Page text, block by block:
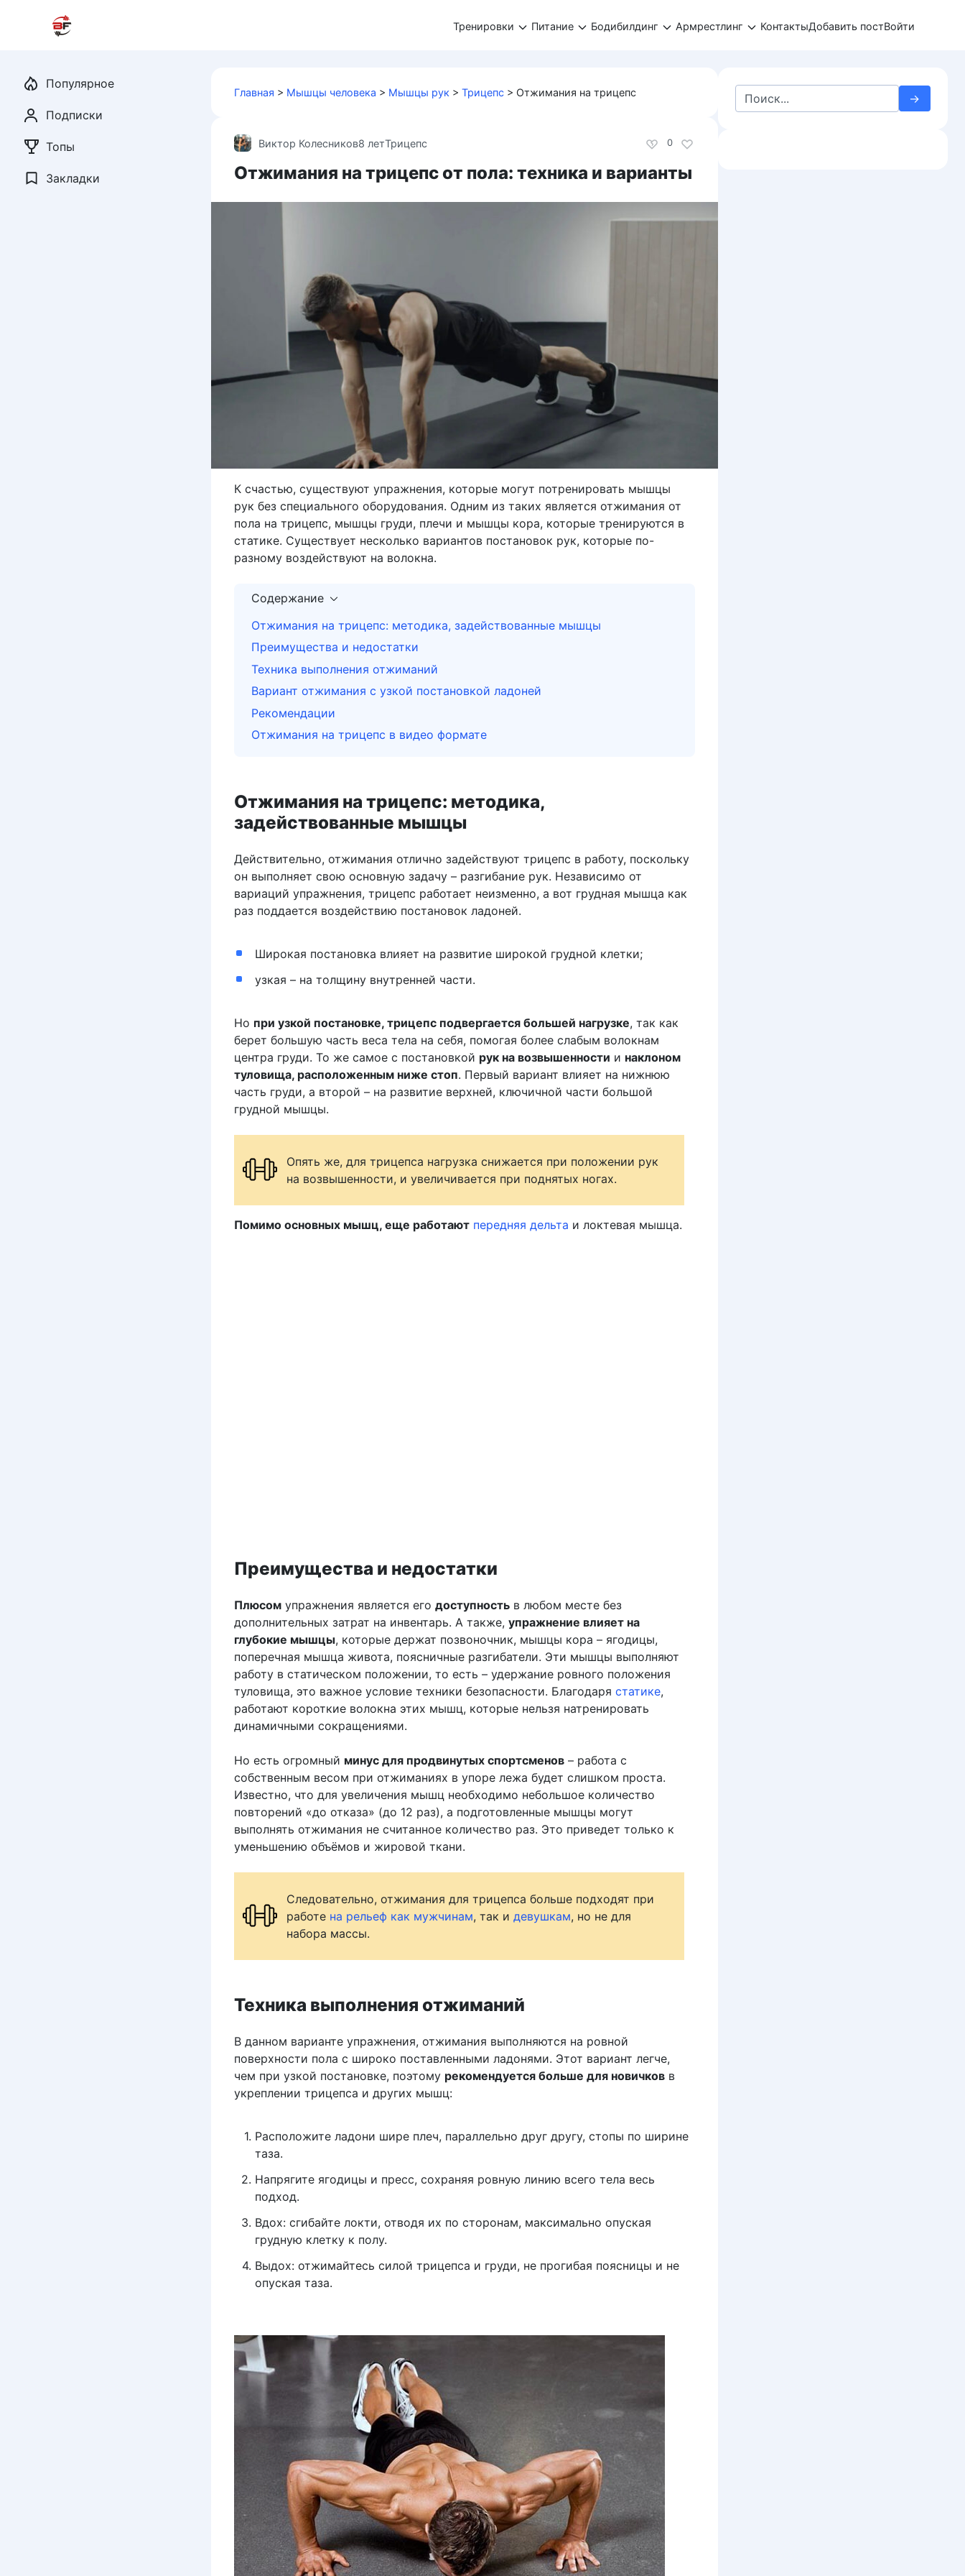
Тренировки Питание Бодибилдинг Армрестлинг КонтактыДобавить постВойти
Главная > Мышцы человека > Мышцы рук > Трицепс > Отжимания на трицепс
0
Виктор Колесников8 летТрицепс
Отжимания на трицепс от пола: техника и варианты
К счастью, существуют упражнения, которые могут потренировать мышцы
рук без специального оборудования. Одним из таких является отжимания от
пола на трицепс, мышцы груди, плечи и мышцы кора, которые тренируются в
статике. Существует несколько вариантов постановок рук, которые по-
разному воздействуют на волокна.
Содержание
Отжимания на трицепс: методика, задействованные мышцы
Преимущества и недостатки
Техника выполнения отжиманий
Вариант отжимания с узкой постановкой ладоней
Рекомендации
Отжимания на трицепс в видео формате
Отжимания на трицепс: методика,
задействованные мышцы
Действительно, отжимания отлично задействуют трицепс в работу, поскольку
он выполняет свою основную задачу – разгибание рук. Независимо от
вариаций упражнения, трицепс работает неизменно, а вот грудная мышца как
раз поддается воздействию постановок ладоней.
Широкая постановка влияет на развитие широкой грудной клетки;
узкая – на толщину внутренней части.
Но при узкой постановке, трицепс подвергается большей нагрузке, так как
берет большую часть веса тела на себя, помогая более слабым волокнам
центра груди. То же самое с постановкой рук на возвышенности и наклоном
туловища, расположенным ниже стоп. Первый вариант влияет на нижнюю
часть груди, а второй – на развитие верхней, ключичной части большой
грудной мышцы.
Опять же, для трицепса нагрузка снижается при положении рук
на возвышенности, и увеличивается при поднятых ногах.
Помимо основных мышц, еще работают передняя дельта и локтевая мышца.
Преимущества и недостатки
Плюсом упражнения является его доступность в любом месте без
дополнительных затрат на инвентарь. А также, упражнение влияет на
глубокие мышцы, которые держат позвоночник, мышцы кора – ягодицы,
поперечная мышца живота, поясничные разгибатели. Эти мышцы выполняют
работу в статическом положении, то есть – удержание ровного положения
туловища, это важное условие техники безопасности. Благодаря статике,
работают короткие волокна этих мышц, которые нельзя натренировать
динамичными сокращениями.
Но есть огромный минус для продвинутых спортсменов – работа с
собственным весом при отжиманиях в упоре лежа будет слишком проста.
Известно, что для увеличения мышц необходимо небольшое количество
повторений «до отказа» (до 12 раз), а подготовленные мышцы могут
выполнять отжимания не считанное количество раз. Это приведет только к
уменьшению объёмов и жировой ткани.
Следовательно, отжимания для трицепса больше подходят при
работе на рельеф как мужчинам, так и девушкам, но не для
набора массы.
Техника выполнения отжиманий
В данном варианте упражнения, отжимания выполняются на ровной
поверхности пола с широко поставленными ладонями. Этот вариант легче,
чем при узкой постановке, поэтому рекомендуется больше для новичков в
укреплении трицепса и других мышц:
Расположите ладони шире плеч, параллельно друг другу, стопы по ширине
таза.
Напрягите ягодицы и пресс, сохраняя ровную линию всего тела весь
подход.
Вдох: сгибайте локти, отводя их по сторонам, максимально опуская
грудную клетку к полу.
Выдох: отжимайтесь силой трицепса и груди, не прогибая поясницы и не
опуская таза.
Популярное
Подписки
Топы
Закладки
Search
for: